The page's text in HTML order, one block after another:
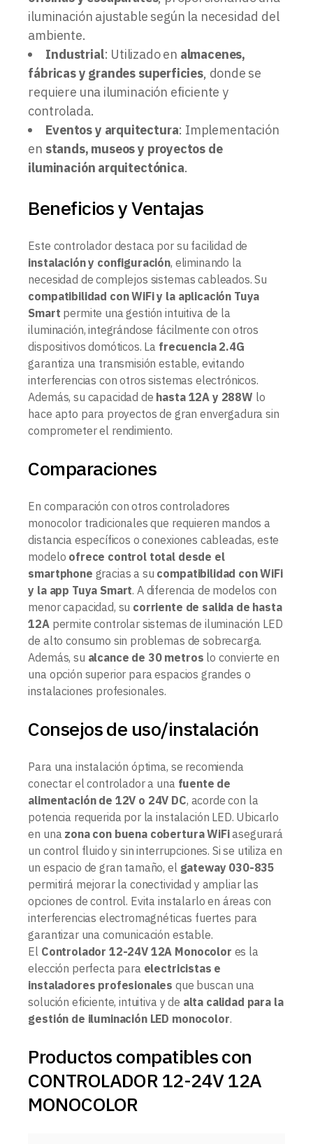
iluminación ajustable según la necesidad del
ambiente.
Industrial: Utilizado en almacenes,
fábricas y grandes superficies, donde se
requiere una iluminación eficiente y
controlada.
Eventos y arquitectura: Implementación
en stands, museos y proyectos de
iluminación arquitectónica.
Beneficios y Ventajas
Este controlador destaca por su facilidad de
instalación y configuración, eliminando la
necesidad de complejos sistemas cableados. Su
compatibilidad con WiFi y la aplicación Tuya
Smart permite una gestión intuitiva de la
iluminación, integrándose fácilmente con otros
dispositivos domóticos. La frecuencia 2.4G
garantiza una transmisión estable, evitando
interferencias con otros sistemas electrónicos.
Además, su capacidad de hasta 12A y 288W lo
hace apto para proyectos de gran envergadura sin
comprometer el rendimiento.
Comparaciones
En comparación con otros controladores
monocolor tradicionales que requieren mandos a
distancia específicos o conexiones cableadas, este
modelo ofrece control total desde el
smartphone gracias a su compatibilidad con WiFi
y la app Tuya Smart. A diferencia de modelos con
menor capacidad, su corriente de salida de hasta
12Apermite controlar sistemas de iluminación LED
de alto consumo sin problemas de sobrecarga.
Además, su alcance de 30 metros lo convierte en
una opción superior para espacios grandes o
instalaciones profesionales.
Consejos de uso/instalación
Para una instalación óptima, se recomienda
conectar el controlador a una fuente de
alimentación de 12V o 24V DC, acorde con la
potencia requerida por la instalación LED. Ubicarlo
en una zona con buena cobertura WiFiasegurará
un control fluido y sin interrupciones. Si se utiliza en
un espacio de gran tamaño, el gateway 030-835
permitirá mejorar la conectividad y ampliar las
opciones de control. Evita instalarlo en áreas con
interferencias electromagnéticas fuertes para
garantizar una comunicación estable.
El Controlador 12-24V 12A Monocolor es la
elección perfecta para electricistas e
instaladores profesionales que buscan una
solución eficiente, intuitiva y de alta calidad para la
gestión de iluminación LED monocolor.
Productos compatibles con
CONTROLADOR 12-24V 12A
MONOCOLOR